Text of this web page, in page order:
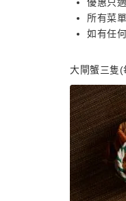
所有菜
如有任
大閘蟹三隻(